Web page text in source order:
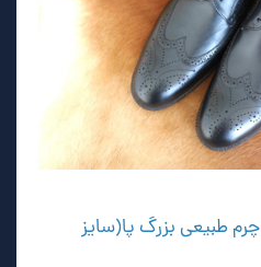
طبیعی بزرگ پا(سایز